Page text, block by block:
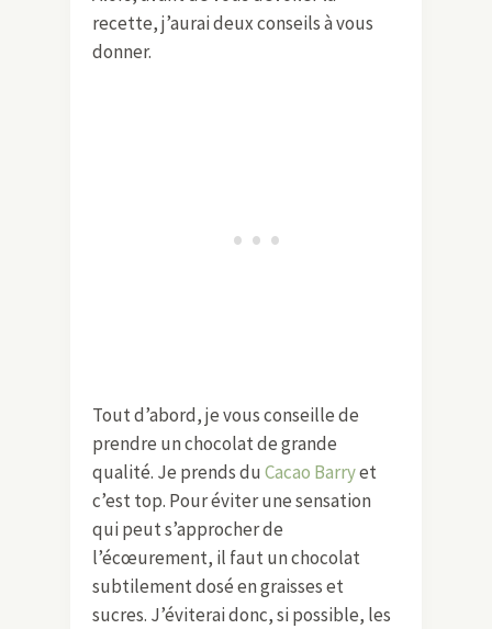
recette, j’aurai deux conseils à vous
donner.
Tout d’abord, je vous conseille de
prendre un chocolat de grande
qualité. Je prends du Cacao Barryet
c’est top. Pour éviter une sensation
qui peut s’approcher de
l’écœurement, il faut un chocolat
subtilement dosé en graisses et
sucres. J’éviterai donc, si possible, les